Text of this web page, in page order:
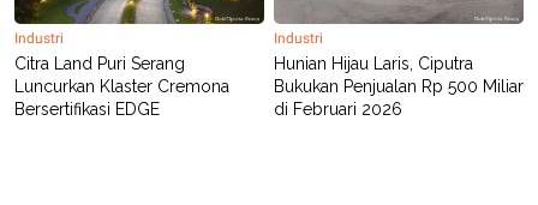
Industri
Citra Land Puri Serang
Luncurkan Klaster Cremona
Bersertifikasi EDGE
Industri
Hunian Hijau Laris, Ciputra
Bukukan Penjualan Rp 500 Miliar
di Februari 2026